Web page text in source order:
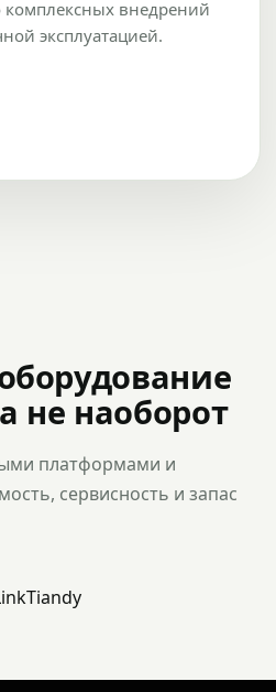
внедрений
эксплуатацией.
не наоборот
платформами и
сервисность и запас
Tiandy